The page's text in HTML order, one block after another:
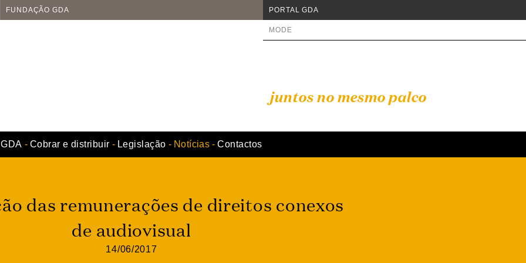
FUNDAÇÃO GDA PORTAL GDA
juntos no mesmo palco
MODE
GDA Cobrar e distribuir Legislação Notícias Contactos
das remunerações de direitos conexos
de audiovisual
14/06/2017